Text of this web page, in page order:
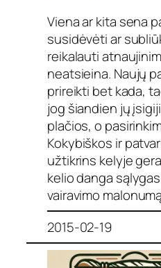
Viena ar kita sena
susidėvėti ar
reikalauti
neatsieina. Naujų
prireikti bet kada,
jog šiandien jų
plačios, o
Kokybiškos ir
užtikrins kelyje
kelio danga
vairavimo
2015-02-19